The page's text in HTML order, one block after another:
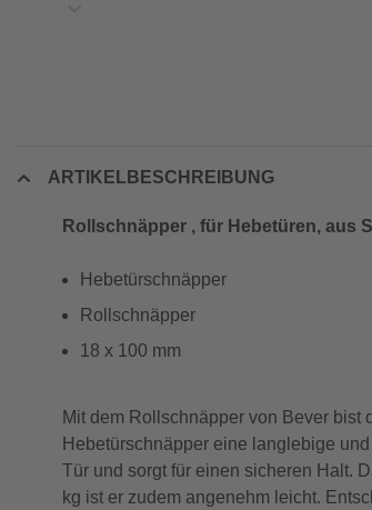
ARTIKELBESCHREIBUNG
Rollschnäpper , für Hebetüren, aus
Hebetürschnäpper
Rollschnäpper
18 x 100 mm
Mit dem Rollschnäpper von Bever bist
Hebetürschnäpper eine langlebige
Tür und sorgt für einen sicheren Halt.
kg ist er zudem angenehm leicht.